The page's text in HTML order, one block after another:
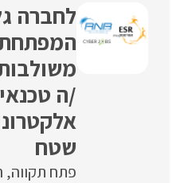
לחברה
/ה
שטח
פתח תקווה